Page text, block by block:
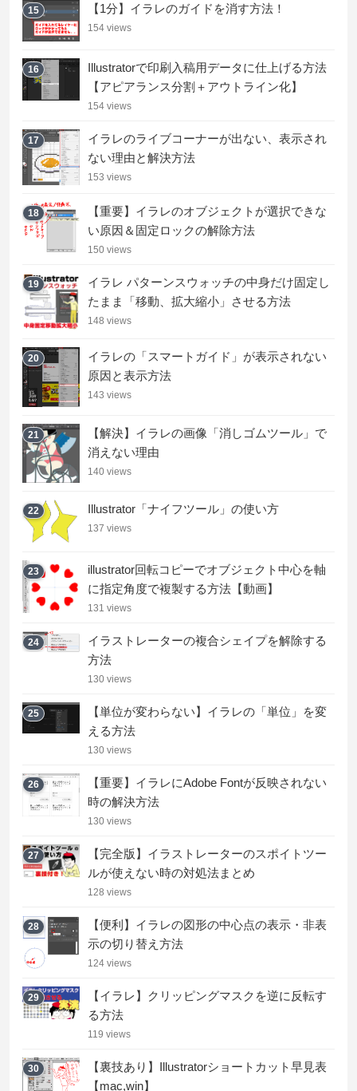
15 【1分】イラレのガイドを消す方法！
154 views
16
Illustratorで印刷入稿用データに仕上げる方法
【アピアランス分割＋アウトライン化】
154 views
17
イラレのライブコーナーが出ない、表示され
ない理由と解決方法
153 views
18
【重要】イラレのオブジェクトが選択できな
い原因＆固定ロックの解除方法
150 views
19
イラレ パターンスウォッチの中身だけ固定し
たまま「移動、拡大縮小」させる方法
148 views
20
イラレの「スマートガイド」が表示されない
原因と表示方法
143 views
21
【解決】イラレの画像「消しゴムツール」で
消えない理由
140 views
22 Illustrator「ナイフツール」の使い方
137 views
23
illustrator回転コピーでオブジェクト中心を軸
に指定角度で複製する方法【動画】
131 views
24
イラストレーターの複合シェイプを解除する
方法
130 views
25
【単位が変わらない】イラレの「単位」を変
える方法
130 views
26
【重要】イラレにAdobe Fontが反映されない
時の解決方法
130 views
27
【完全版】イラストレーターのスポイトツー
ルが使えない時の対処法まとめ
128 views
28
【便利】イラレの図形の中心点の表示・非表
示の切り替え方法
124 views
29
【イラレ】クリッピングマスクを逆に反転す
る方法
119 views
30
【裏技あり】Illustratorショートカット早見表
【mac,win】